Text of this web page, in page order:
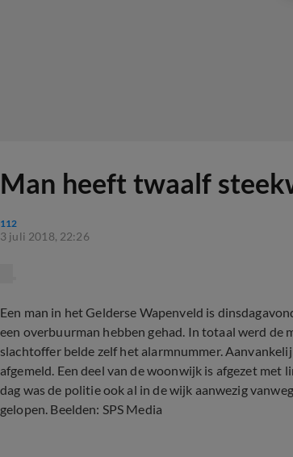
Man heeft twaalf
112
3 juli 2018, 22:26
Een man in het Gelderse Wapenveld is
een overbuurman hebben gehad. In totaal werd de
slachtoffer belde zelf het alarmnummer.
afgemeld. Een deel van de woonwijk is afgezet met
dag was de politie ook al in de wijk aanwezig
gelopen. Beelden: SPS Media